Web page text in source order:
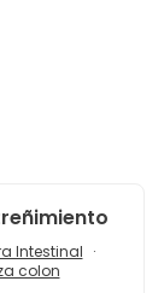
Intestinal
colon